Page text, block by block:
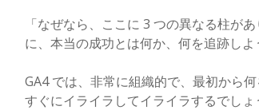
「なぜなら、ここに 3 つの異なる柱が
に、本当の成功とは何か、何を追跡し
GA4 では、非常に組織的で、最初から
すぐにイライラしてイライラするでしょ